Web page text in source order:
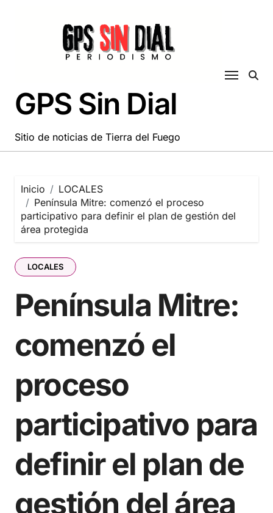
GPS Sin Dial
Sitio de noticias de Tierra del Fuego
Inicio
LOCALES
Península Mitre: comenzó el proceso
participativo para definir el plan de gestión del
área protegida
LOCALES
Península Mitre:
comenzó el
proceso
participativo para
definir el plan de
gestión del área